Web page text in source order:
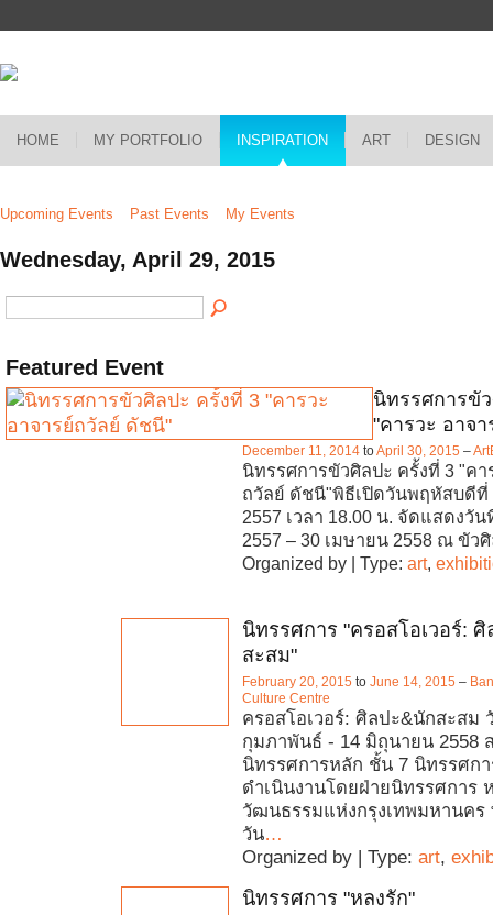
HOME MY PORTFOLIO INSPIRATION ART DESIGN
Upcoming Events Past Events My Events
Wednesday, April 29, 2015
Featured Event
นิทรรศการขั
"คารวะ อาจ
December 11, 2014 toApril 30, 2015 –
นิทรรศการขัวศิลปะ ครั้งที่ 3 "คา
ถวัลย์ ดัชนี"พิธีเปิดวันพฤหัสบดีที่
2557 เวลา 18.00 น. จัดแสดงวั
2557 – 30 เมษายน 2558 ณ ขัว
Organized by | Type: art,
นิทรรศการ "ครอสโอเวอร์:
สะสม"
February 20, 2015 to June 14, 2015 –
Culture Centre
ครอสโอเวอร์: ศิลปะ&นักสะสม
กุมภาพันธ์ - 14 มิถุนายน 2558
นิทรรศการหลัก ชั้น 7 นิทรรศกา
ดำเนินงานโดยฝ่ายนิทรรศการ
วัฒนธรรมแห่งกรุงเทพมหานคร
วัน…
Organized by | Type: art,
นิทรรศการ "หลงรัก"